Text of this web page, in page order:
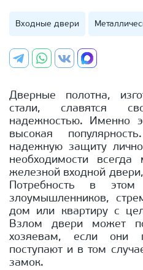
Входные двери
Дверные полотна,
стали, славятся
надежностью. Именно
высокая
надежную защиту
необходимости
железной входной
Потребность в
злоумышленников,
дом или квартиру с
Взлом двери может
хозяевам, если они
поступают и в том
замок.